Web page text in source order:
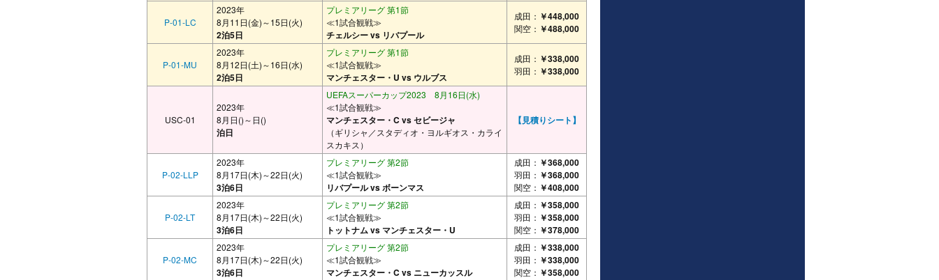
P-01-LC
2023年
8月11日(金)～15日(火)
2泊5日
プレミアリーグ 第1節
≪1試合観戦≫
チェルシー vs リバプール
成田： ￥448,000
関空： ￥488,000
P-01-MU
2023年
8月12日(土)～16日(水)
2泊5日
プレミアリーグ 第1節
≪1試合観戦≫
マンチェスター・U vs ウルブス
成田： ￥338,000
羽田： ￥338,000
USC-01
2023年
8月日()～日()
泊日
UEFAスーパーカップ2023 8月16日(水)
≪1試合観戦≫
マンチェスター・C vs セビージャ
（ギリシャ／スタディオ・ヨルギオス・カライ
スカキス）
【見積りシート】
P-02-LLP
2023年
8月17日(木)～22日(火)
3泊6日
プレミアリーグ 第2節
≪1試合観戦≫
リバプール vs ボーンマス
成田： ￥368,000
羽田： ￥368,000
関空： ￥408,000
P-02-LT
2023年
8月17日(木)～22日(火)
3泊6日
プレミアリーグ 第2節
≪1試合観戦≫
トットナム vs マンチェスター・U
成田： ￥358,000
羽田： ￥358,000
関空： ￥378,000
P-02-MC
2023年
8月17日(木)～22日(火)
3泊6日
プレミアリーグ 第2節
≪1試合観戦≫
マンチェスター・C vs ニューカッスル
成田： ￥338,000
羽田： ￥338,000
関空： ￥358,000